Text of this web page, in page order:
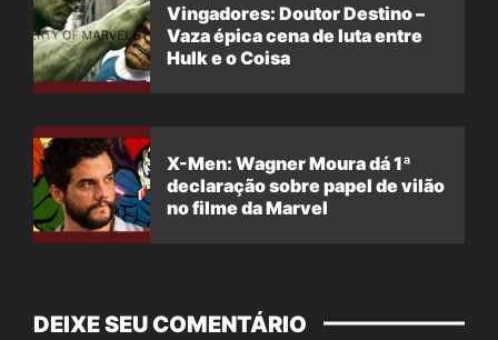
Vingadores: Doutor Destino –
Vaza épica cena de luta entre
Hulk e o Coisa
X-Men: Wagner Moura dá 1ª
declaração sobre papel de vilão
no filme da Marvel
DEIXE SEU COMENTÁRIO